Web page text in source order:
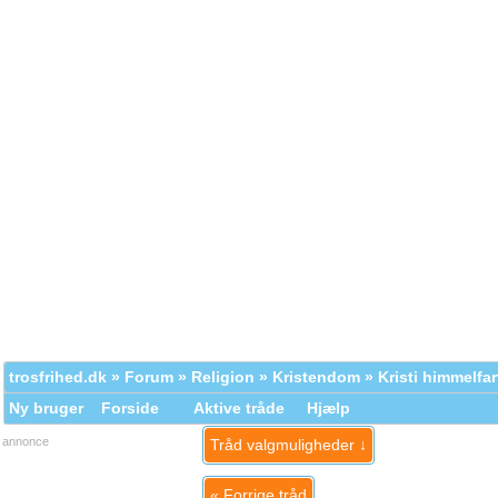
trosfrihed.dk » Forum » Religion » Kristendom » Kristi
Ny bruger
Forside Aktive tråde Hjælp
annonce Tråd valgmuligheder ↓